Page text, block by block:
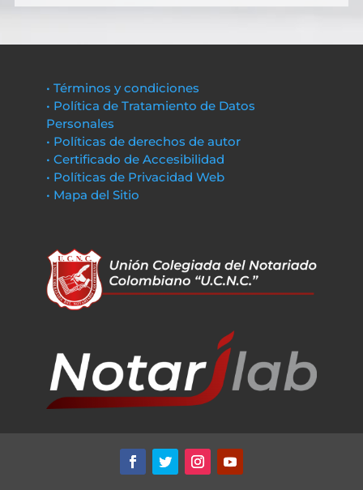
• Términos y condiciones
• Política de Tratamiento de Datos
Personales
• Políticas de derechos de autor
• Certificado de Accesibilidad
• Políticas de Privacidad Web
• Mapa del Sitio